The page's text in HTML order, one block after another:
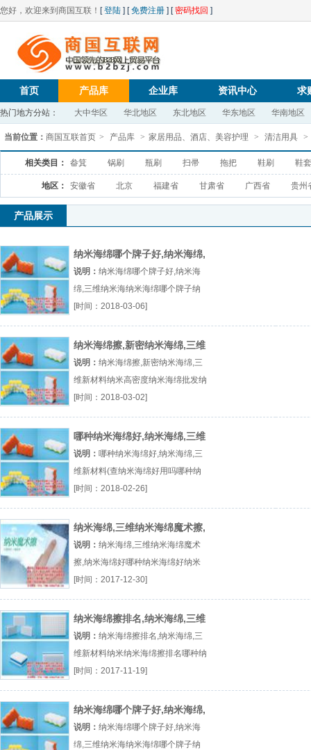
您好，欢迎来到商国互联！ [登陆 ] [免费注册 ] [密码找回 ]
首页 产品库 企业库 资讯中心 求
热门地方分站： 大中华区 华北地区 东北地区 华东地区 华南地区
当前位置： 商国互联首页 > 产品库 > 家居用品、酒店、美容护理 > 清洁用具 >
相关类目： 畚箕 锅刷 瓶刷 扫帚 拖把 鞋刷 鞋套
地区： 安徽省 北京 福建省 甘肃省 广西省 贵州
产品展示
纳米海绵哪个牌子好,纳米海绵,
三维纳米海
说明： 纳米海绵哪个牌子好,纳米海
绵,三维纳米海纳米海绵哪个牌子纳
米海棉多少钱纳米海绵什么牌子厂
（...『纳米海绵哪个牌子』
[时间：2018-03-06]
纳米海绵擦,新密纳米海绵,三维
新材料纳米
说明： 纳米海绵擦,新密纳米海绵,三
维新材料纳米高密度纳米海绵批发纳
米海绵纳米海绵擦厂（...『高密度纳
米海绵』
[时间：2018-03-02]
哪种纳米海绵好,纳米海绵,三维
新材料(查
说明： 哪种纳米海绵好,纳米海绵,三
维新材料(查纳米海绵好用吗哪种纳
米海绵好纳米海绵品牌厂（...『纳米
海绵好用吗』
[时间：2018-02-26]
纳米海绵,三维纳米海绵魔术擦,
纳米海绵好
说明： 纳米海绵,三维纳米海绵魔术
擦,纳米海绵好哪种纳米海绵好纳米
海绵什么牌子纳米海绵好用吗厂（...
『哪种纳米海绵好』
[时间：2017-12-30]
纳米海绵擦排名,纳米海绵,三维
新材料纳米
说明： 纳米海绵擦排名,纳米海绵,三
维新材料纳米纳米海绵擦排名哪种纳
米海绵好纳米海绵生产厂家厂（...
『纳米海绵擦排名』
[时间：2017-11-19]
纳米海绵哪个牌子好,纳米海绵,
三维纳米海
说明： 纳米海绵哪个牌子好,纳米海
绵,三维纳米海纳米海绵哪个牌子纳